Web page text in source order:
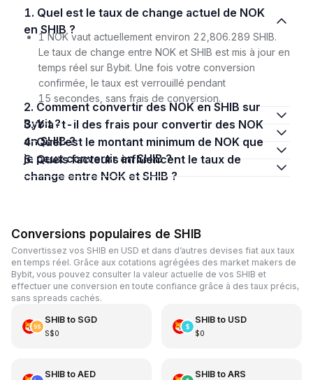
1. Quel est le taux de change actuel de NOK
en SHIB ?
1 NOK vaut actuellement environ 22,806.289 SHIB.
Le taux de change entre NOK et SHIB est mis à jour en
temps réel sur Bybit. Une fois votre conversion
confirmée, le taux est verrouillé pendant
15 secondes, sans frais de conversion.
2. Comment convertir des NOK en SHIB sur
Bybit ?
3. Y a-t-il des frais pour convertir des NOK
en SHIB ?
4. Quel est le montant minimum de NOK que
je peux convertir en SHIB ?
5. Quels facteurs influencent le taux de
change entre NOK et SHIB ?
Conversions populaires de SHIB
Convertissez vos SHIB en USD et dans d’autres devises fiat aux taux
en temps réel. Grâce aux cotations agrégées des market makers de
Bybit, vous pouvez consulter la valeur actuelle de vos SHIB et
effectuer une conversion en toute confiance grâce à des taux précis,
sans spreads cachés.
SHIBto SGD
S$0
SHIBto USD
$0
SHIBto AED SHIBto ARS